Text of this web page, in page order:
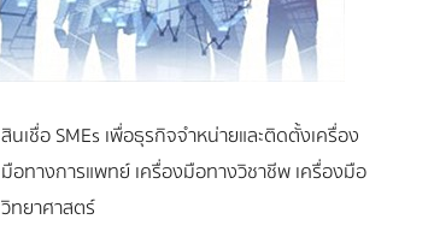
สินเชื่อ SMEs เพื่อธุรกิจจำหน่ายและติดตั้งเครื่อง
มือทางการแพทย์ เครื่องมือทางวิชาชีพ เครื่องมือ
วิทยาศาสตร์